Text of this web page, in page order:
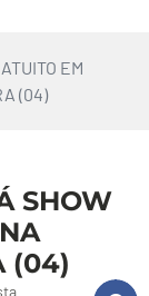
EM
(04)
SHOW
(04)